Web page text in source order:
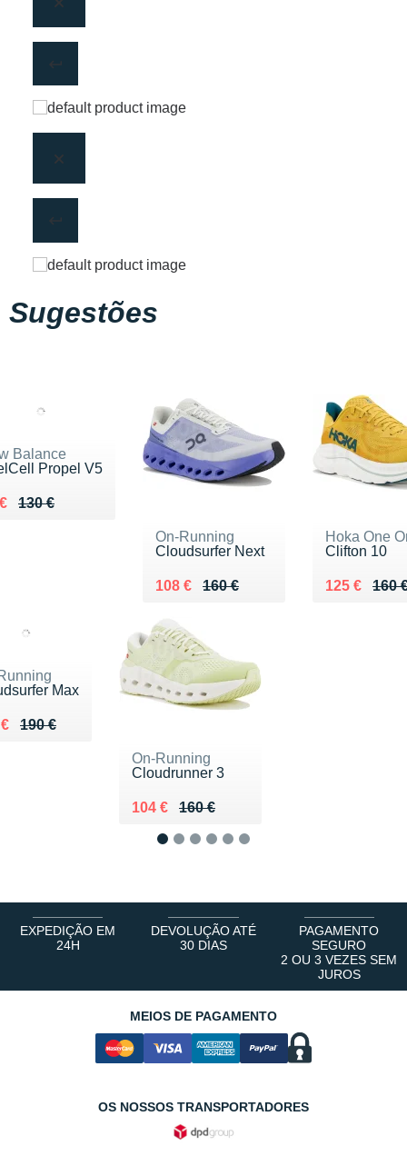
Sugestões
Balance
Propel V5
130 €
de 130 €
90 €
On-Running
Cloudsurfer Next
160 €
Au lieu de 160 €
108 €
Vendu 108 €
Hoka One
Clifton 10
160
Au lieu de
125 €
Vendu 125
Max
190 €
de 190 €
135 €
On-Running
Cloudrunner 3
160 €
Au lieu de 160 €
104 €
Vendu 104 €
EXPEDIÇÃO EM
24H
DEVOLUÇÃO ATÉ
30 DIAS
PAGAMENTO
SEGURO
2 OU 3 VEZES SEM
JUROS
MEIOS DE PAGAMENTO
OS NOSSOS TRANSPORTADORES